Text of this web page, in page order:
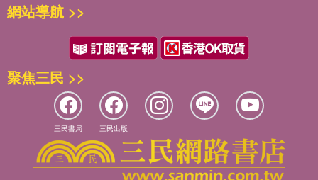
網站導航 >>
聚焦三民 >>
三民書局 三民出版